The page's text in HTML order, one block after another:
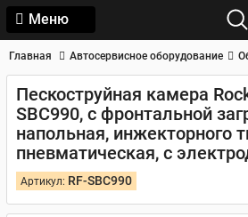
Меню
Главная Автосервисное оборудование
Пескоструйная камера
SBC990, с фронтальной
напольная, инжекторного
пневматическая, с
Артикул: RF-SBC990